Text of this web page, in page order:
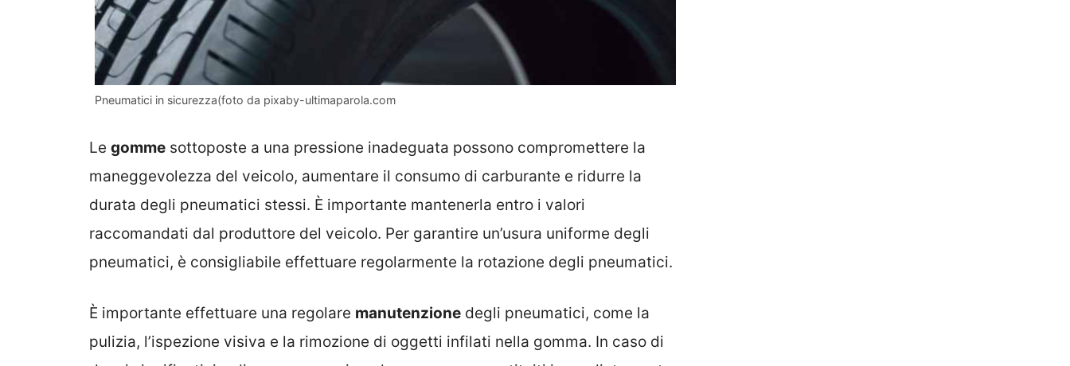
Pneumatici in sicurezza(foto da pixaby-ultimaparola.com
Le gomme sottoposte a una pressione inadeguata possono compromettere la
maneggevolezza del veicolo, aumentare il consumo di carburante e ridurre la
durata degli pneumatici stessi. È importante mantenerla entro i valori
raccomandati dal produttore del veicolo. Per garantire un’usura uniforme degli
pneumatici, è consigliabile effettuare regolarmente la rotazione degli pneumatici.
È importante effettuare una regolare manutenzione degli pneumatici, come la
pulizia, l’ispezione visiva e la rimozione di oggetti infilati nella gomma. In caso di